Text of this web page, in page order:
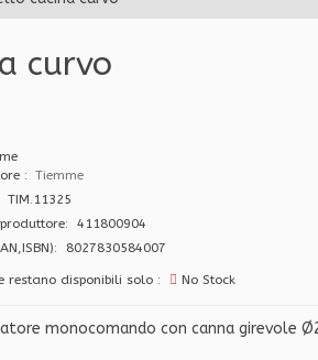
curvo
Tiemme
TIM.11325
produttore: 411800904
8027830584007
restano disponibili solo : No Stock
monocomando con canna girevole